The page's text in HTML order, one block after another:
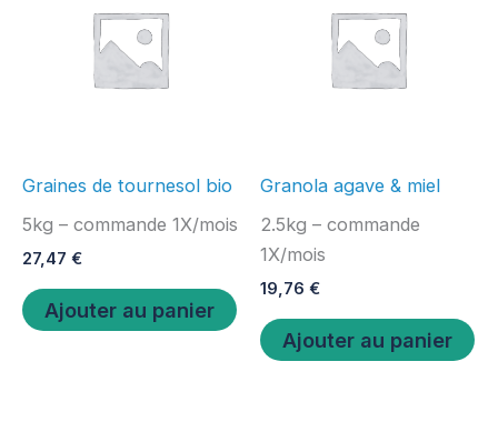
Graines de tournesol bio
5kg – commande 1X/mois
27,47 €
Ajouter au panier
Granola agave & miel
2.5kg – commande
1X/mois
19,76 €
Ajouter au panier